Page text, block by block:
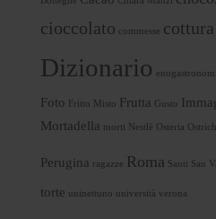
cioccolato commesse cottura
Dizionario
Foto Fritto Misto Frutta Gusto
Mortadella morti Nestlè Osteria
Perugina ragazze Roma Santi San
torte uninettuno università verona